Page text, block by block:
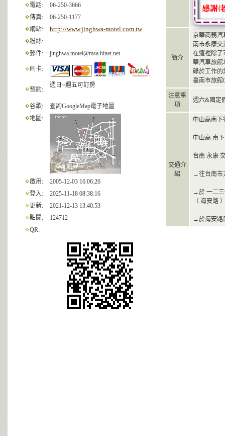
電話:
06-250-3666
傳真:
06-250-1177
網站:
http://www.jinghwa-motel.com.tw
粉絲:
郵件:
jinghwa.motel@msa.hinet.net
刷卡:
預約:
週日~週五可訂房
谷歌:
查詢GoogleMap電子地圖
地圖:
啟用:
2005-12-03 16:06:26
登入:
2025-11-18 08:38:16
更新:
2021-12-13 13:40:53
點閱:
124712
QR:
簡介
京華商務汽
南市永康交
在這裡除了
華汽車旅館
碌於工作的
臺南市旅館
注意事
項
週六&國定
交通介
紹
中山高南下
中山高 南
台南 永康
→往台南市
→於 一二三
（ 海安路
→於海安路